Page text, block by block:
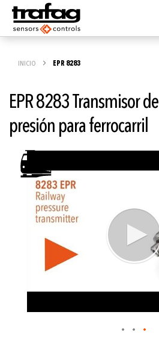
INICIO EPR 8283
EPR 8283 Transmisor de
presión para ferrocarril
Saltar
final